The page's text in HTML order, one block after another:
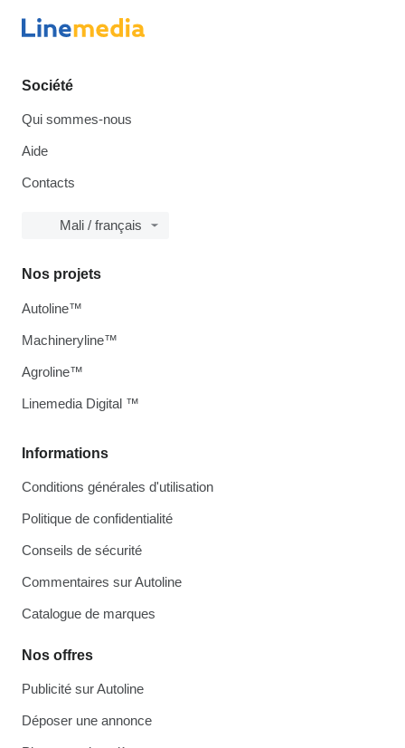
Société
Qui sommes-nous
Aide
Contacts
Mali / français
Informations
Conditions générales d'utilisation
Politique de confidentialité
Conseils de sécurité
Commentaires sur Autoline
Catalogue de marques
Nos offres
Publicité sur Autoline
Déposer une annonce
Nos projets
Autoline™
Machineryline™
Agroline™
Linemedia Digital ™